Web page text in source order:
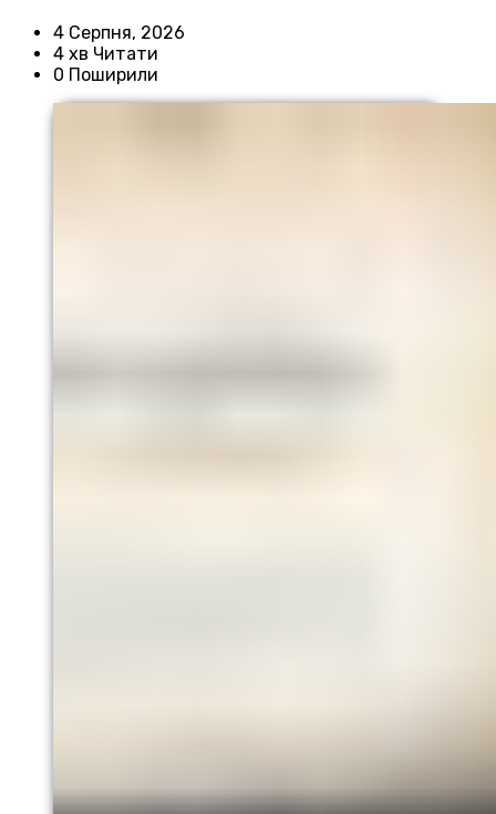
4 Серпня, 2026
4 хв Читати
0 Поширили